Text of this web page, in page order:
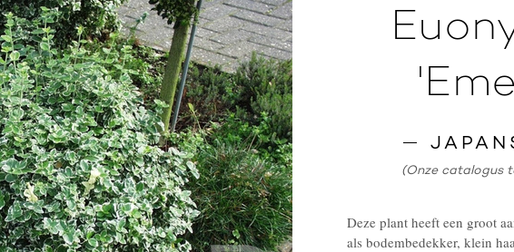
(Onze catalogus
Deze plant heeft een groot
als bodembedekker, klein